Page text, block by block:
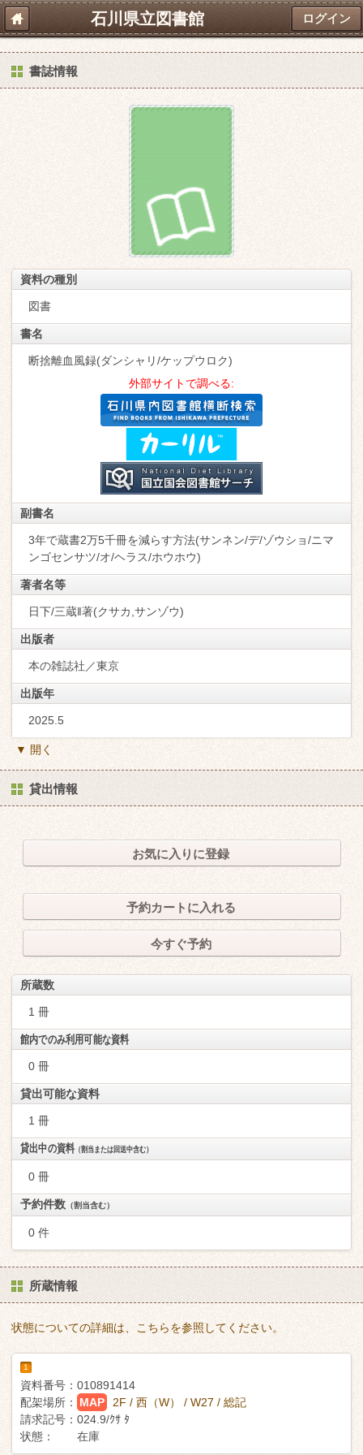
石川県立図書館 ログイン
書誌情報
資料の種別
図書
書名
断捨離血風録(ダンシャリ/ケップウロク)
外部サイトで調べる:
副書名
3年で蔵書2万5千冊を減らす方法(サンネン/デ/ゾウショ/ニマ
ンゴセンサツ/オ/ヘラス/ホウホウ)
著者名等
日下/三蔵‖著(クサカ,サンゾウ)
出版者
本の雑誌社／東京
出版年
2025.5
▼ 開く
貸出情報
お気に入りに登録
予約カートに入れる
今すぐ予約
所蔵数
1 冊
館内でのみ利用可能な資料
0 冊
貸出可能な資料
1 冊
貸出中の資料（割当または回送中含む）
0 冊
予約件数 （割当含む）
0 件
所蔵情報
状態についての詳細は、こちらを参照してください。
1
資料番号： 010891414
配架場所：
MAP
2F / 西（W） / W27 / 総記
請求記号： 024.9/ｸｻ ﾀ
状態：
在庫